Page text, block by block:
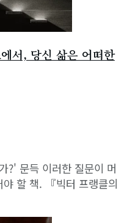
서, 당신 삶은 어떠한
?' 문득 이러한 질문이 머
할 책. 『빅터 프랭클의